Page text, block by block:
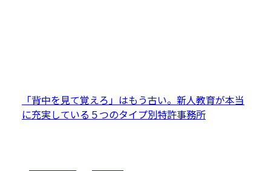
「背中を見て覚えろ」はもう古い。新人教育が本当
に充実している５つのタイプ別特許事務所